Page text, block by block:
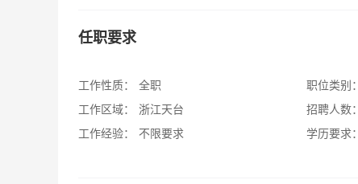
任职要求
工作性质：
全职
工作区域：
浙江天台
工作经验：
不限要求
职位类别：
招聘人数：
学历要求：